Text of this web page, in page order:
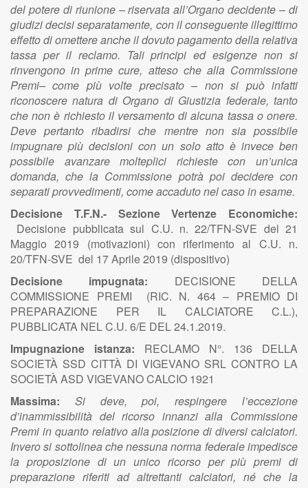
del potere di riunione – riservata all’Organo decidente – di
giudizi decisi separatamente, con il conseguente illegittimo
effetto di omettere anche il dovuto pagamento della relativa
tassa per il reclamo. Tali principi ed esigenze non si
rinvengono in prime cure, atteso che alla Commissione
Premi– come più volte precisato – non si può infatti
riconoscere natura di Organo di Giustizia federale, tanto
che non è richiesto il versamento di alcuna tassa o onere.
Deve pertanto ribadirsi che mentre non sia possibile
impugnare più decisioni con un solo atto è invece ben
possibile avanzare molteplici richieste con un’unica
domanda, che la Commissione potrà poi decidere con
separati provvedimenti, come accaduto nel caso in esame.
Decisione T.F.N.- Sezione Vertenze Economiche:
Decisione pubblicata sul C.U. n. 22/TFN-SVE del 21
Maggio 2019 (motivazioni) con riferimento al C.U. n.
20/TFN-SVE del 17 Aprile 2019 (dispositivo)
Decisione impugnata: DECISIONE DELLA
COMMISSIONE PREMI (RIC. N. 464 – PREMIO DI
PREPARAZIONE PER IL CALCIATORE C.L.),
PUBBLICATA NEL C.U. 6/E DEL 24.1.2019.
Impugnazione istanza: RECLAMO N°. 136 DELLA
SOCIETÀ SSD CITTÀ DI VIGEVANO SRL CONTRO LA
SOCIETÀ ASD VIGEVANO CALCIO 1921
Massima: Si deve, poi, respingere l’eccezione
d’inammissibilità del ricorso innanzi alla Commissione
Premi in quanto relativo alla posizione di diversi calciatori.
Invero si sottolinea che nessuna norma federale impedisce
la proposizione di un unico ricorso per più premi di
preparazione riferiti ad altrettanti calciatori, né che la